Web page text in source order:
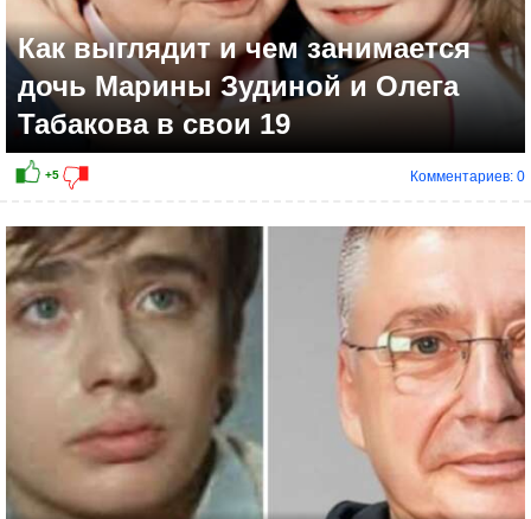
+6
Как выглядит и чем занимается
дочь Марины Зудиной и Олега
Табакова в свои 19
Комментариев: 0